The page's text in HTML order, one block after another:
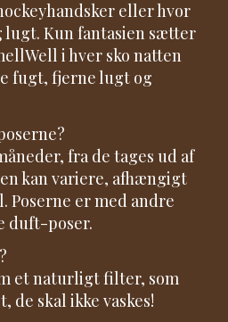
eller hvor
lugt. Kun fantasien sætter
i hver sko natten
fugt, fjerne lugt og
fra de tages ud af
kan variere, afhængigt
Poserne er med andre
duft-poser.
et naturligt filter, som
skal ikke vaskes!